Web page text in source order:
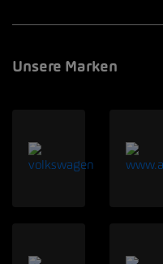
Unsere Marken